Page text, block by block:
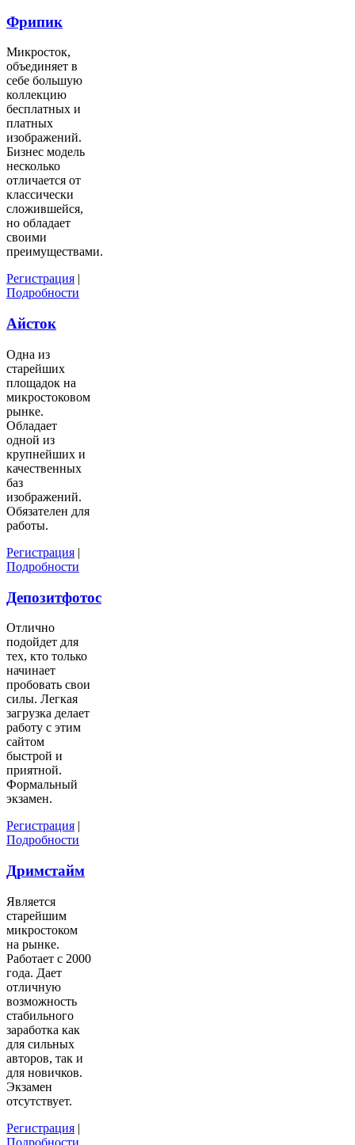
Фрипик
Микросток,
объединяет в
себе большую
коллекцию
бесплатных и
платных
изображений.
Бизнес модель
несколько
отличается от
классически
сложившейся,
но обладает
своими
преимуществами.
Регистрация |
Подробности
Айсток
Одна из
старейших
площадок на
микростоковом
рынке.
Обладает
одной из
крупнейших и
качественных
баз
изображений.
Обязателен для
работы.
Регистрация |
Подробности
Депозитфотос
Отлично
подойдет для
тех, кто только
начинает
пробовать свои
силы. Легкая
загрузка делает
работу с этим
сайтом
быстрой и
приятной.
Формальный
экзамен.
Регистрация |
Подробности
Дримстайм
Является
старейшим
микростоком
на рынке.
Работает с 2000
года. Дает
отличную
возможность
стабильного
заработка как
для сильных
авторов, так и
для новичков.
Экзамен
отсутствует.
Регистрация |
Подробности